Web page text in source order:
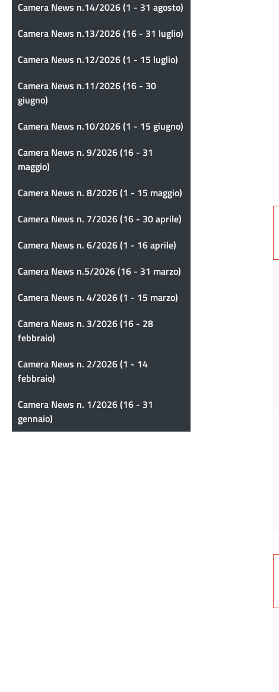
Camera News n.14/2026 (1 - 31 agosto)
Camera News n.13/2026 (16 - 31 luglio)
Camera News n.12/2026 (1 - 15 luglio)
Camera News n.11/2026 (16 - 30
giugno)
Camera News n.10/2026 (1 - 15 giugno)
Camera News n. 9/2026 (16 - 31
maggio)
Camera News n. 8/2026 (1 - 15 maggio)
Camera News n. 7/2026 (16 - 30 aprile)
Camera News n. 6/2026 (1 - 16 aprile)
Camera News n.5/2026 (16 - 31 marzo)
Camera News n. 4/2026 (1 - 15 marzo)
Camera News n. 3/2026 (16 - 28
febbraio)
Camera News n. 2/2026 (1 - 14
febbraio)
Camera News n. 1/2026 (16 - 31
gennaio)